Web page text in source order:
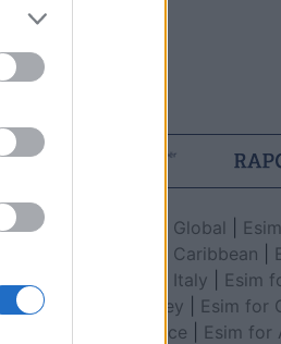
Esim for Global
Esim for Caribbean
Esim for Italy
Esim
for Turkey
Esim for
for Greece
Esim for